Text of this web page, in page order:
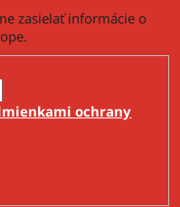
zasielať informácie o
ochrany